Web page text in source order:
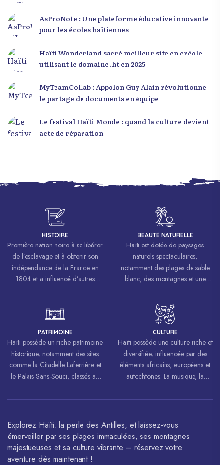
AsProNote : Une plateforme éducative innovante
pour les écoles haïtiennes
Haïti Wonderland sacré meilleur site en créole
utilisant le domaine .ht en 2025
MyTeamCollab : Appolon Guy Alain révolutionne
le partage de documents en équipe
Le festival Haïti Monde : quand la culture devient
acte de réparation
HISTOIRE
Première nation noire à se libérer
de l’esclavage et à obtenir son
indépendance de la France en
1804 et a influencé d’autres
luttes pour la liberté et l’égalité.
BEAUTÉ NATURELLE
Haïti est dotée de paysages
naturels spectaculaires,
notamment des plages de sable
blanc, des montagnes et une
PATRIMOINE
Haïti possède un riche patrimoine
historique, notamment des sites
comme la Citadelle Laferrière et
le Palais Sans-Souci, classés au
l’UNESCO.
CULTURE
Haïti possède une culture riche et
diversifiée, influencée par des
éléments africains, européens et
autochtones. La musique, la
sont célébrés à travers le monde.
Explorez Haïti, la perle des Antilles, et laissez-vous
émerveiller par ses plages immaculées, ses montagnes
majestueuses et sa culture vibrante – réservez votre
aventure dès maintenant !